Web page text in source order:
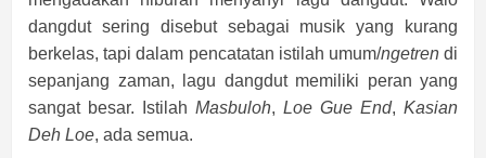
dangdut sering disebut sebagai musik yang kurang
berkelas, tapi dalam pencatatan istilah umum/ngetrendi
sepanjang zaman, lagu dangdut memiliki peran yang
sangat besar. Istilah Masbuloh, Loe Gue End, Kasian
Deh Loe, ada semua.